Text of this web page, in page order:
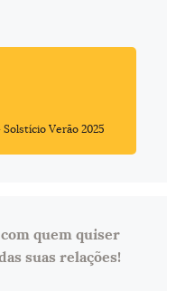
Verão 2025
quem quiser
suas relações!